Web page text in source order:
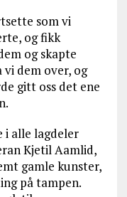
som vi
og fikk
og skapte
dem over, og
gitt oss det ene
i alle lagdeler
Kjetil Aamlid,
gamle kunster,
på tampen.